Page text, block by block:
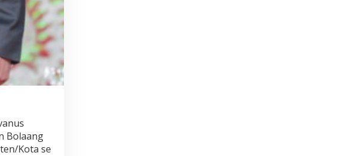
Bolaang
Kota se